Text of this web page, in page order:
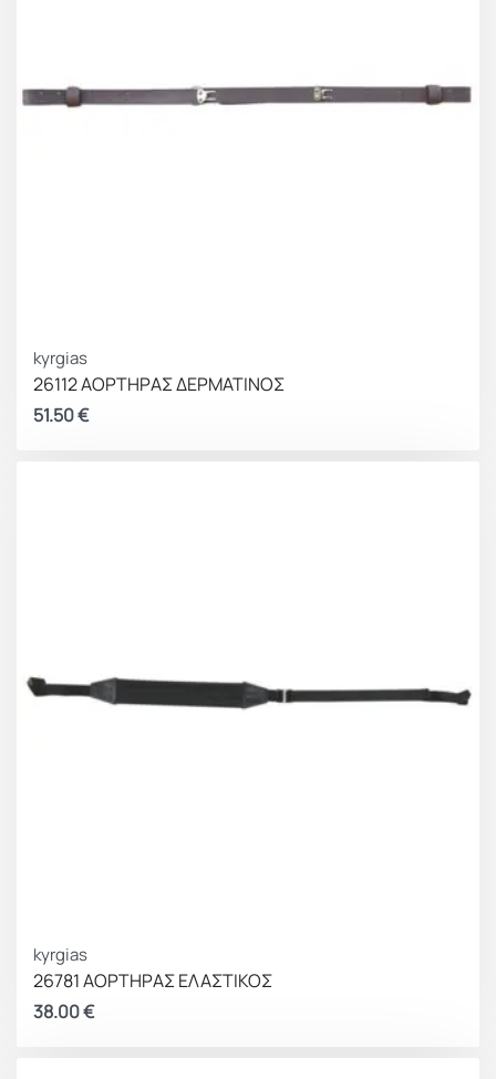
kyrgias
26112 ΑΟΡΤΗΡΑΣ ΔΕΡΜΑΤΙΝΟΣ
51.50€
kyrgias
26781 ΑΟΡΤΗΡΑΣ ΕΛΑΣΤΙΚΟΣ
38.00€